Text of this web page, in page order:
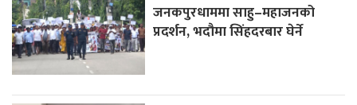
जनकपुरधाममा साहु–महाजनको
प्रदर्शन, भदौमा सिंहदरबार घेर्ने